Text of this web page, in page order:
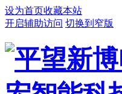
设为首页收藏本站
开启辅助访问 切换到窄版